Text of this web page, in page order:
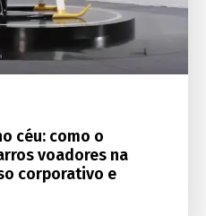
céu: como o
voadores na
corporativo e